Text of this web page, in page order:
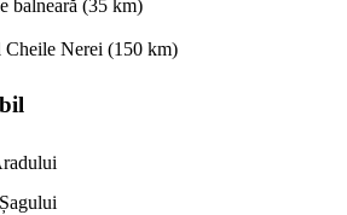
balneară (35 km)
Cheile Nerei (150 km)